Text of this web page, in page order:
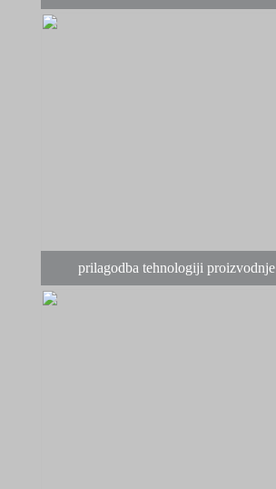
prilagodba tehnologiji proizvodnje